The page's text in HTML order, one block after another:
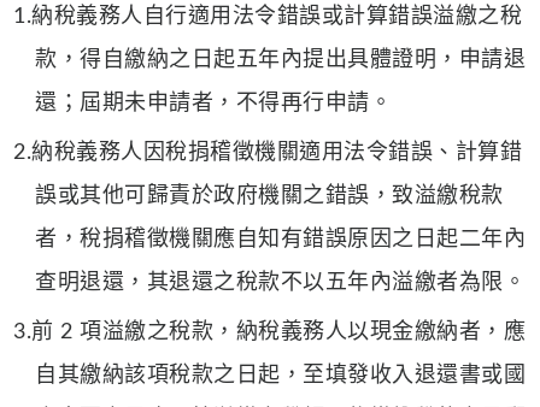
1.納稅義務人自行適用法令錯誤或計算錯誤溢繳之稅
款，得自繳納之日起五年內提出具體證明，申請退
還；屆期未申請者，不得再行申請。
2.納稅義務人因稅捐稽徵機關適用法令錯誤、計算錯
誤或其他可歸責於政府機關之錯誤，致溢繳稅款
者，稅捐稽徵機關應自知有錯誤原因之日起二年內
查明退還，其退還之稅款不以五年內溢繳者為限。
3.前 2 項溢繳之稅款，納稅義務人以現金繳納者，應
自其繳納該項稅款之日起，至填發收入退還書或國